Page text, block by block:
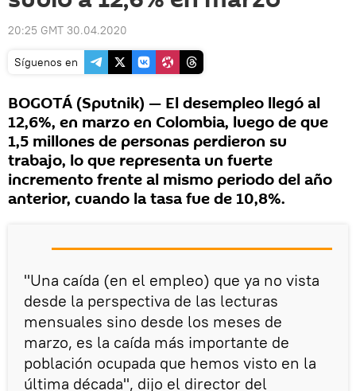
20:25 GMT 30.04.2020
Síguenos en
BOGOTÁ (Sputnik) — El desempleo llegó al
12,6%, en marzo en Colombia, luego de que
1,5 millones de personas perdieron su
trabajo, lo que representa un fuerte
incremento frente al mismo periodo del año
anterior, cuando la tasa fue de 10,8%.
"Una caída (en el empleo) que ya no vista
desde la perspectiva de las lecturas
mensuales sino desde los meses de
marzo, es la caída más importante de
población ocupada que hemos visto en la
última década", dijo el director del